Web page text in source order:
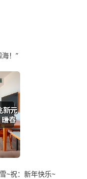
！”
~祝：新年快乐~